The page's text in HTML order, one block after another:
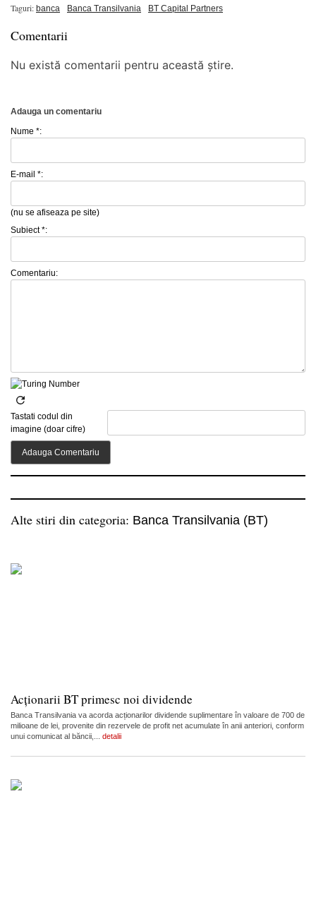
Taguri: banca Banca Transilvania BT Capital Partners
Comentarii
Nu există comentarii pentru această știre.
Adauga un comentariu
Nume *:
E-mail *:
(nu se afiseaza pe site)
Subiect *:
Comentariu:
Tastati codul din
imagine (doar cifre)
Alte stiri din categoria: Banca Transilvania (BT)
Acționarii BT primesc noi dividende
Banca Transilvania va acorda acționarilor dividende suplimentare în valoare de 700 de
milioane de lei, provenite din rezervele de profit net acumulate în anii anteriori, conform
unui comunicat al băncii,... detalii